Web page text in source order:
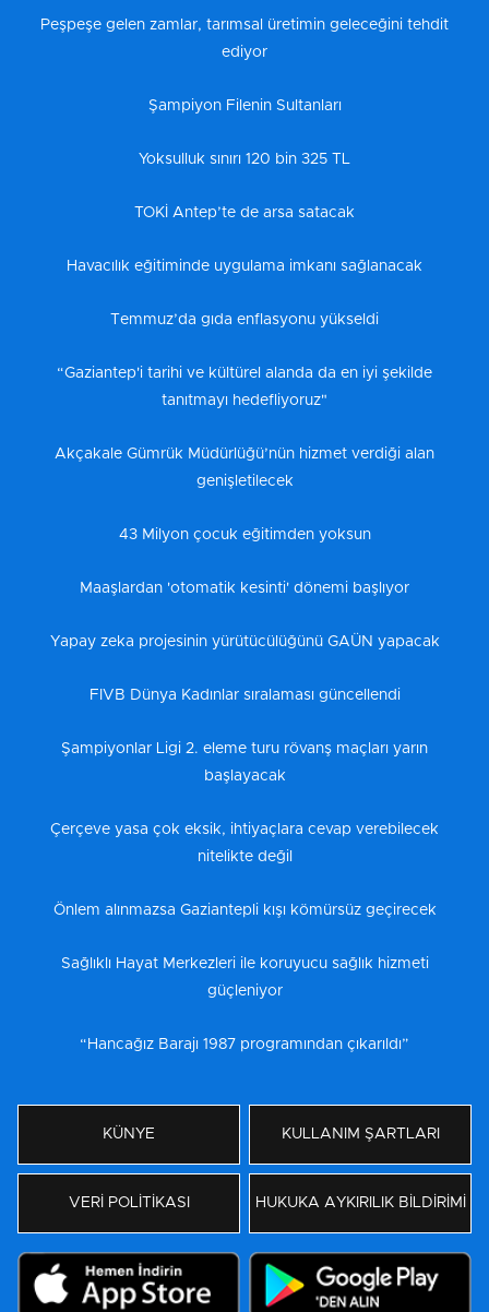
Peşpeşe gelen zamlar, tarımsal üretimin geleceğini tehdit
ediyor
Şampiyon Filenin Sultanları
Yoksulluk sınırı 120 bin 325 TL
TOKİ Antep’te de arsa satacak
Havacılık eğitiminde uygulama imkanı sağlanacak
Temmuz’da gıda enflasyonu yükseldi
“Gaziantep'i tarihi ve kültürel alanda da en iyi şekilde
tanıtmayı hedefliyoruz"
Akçakale Gümrük Müdürlüğü’nün hizmet verdiği alan
genişletilecek
43 Milyon çocuk eğitimden yoksun
Maaşlardan 'otomatik kesinti' dönemi başlıyor
Yapay zeka projesinin yürütücülüğünü GAÜN yapacak
FIVB Dünya Kadınlar sıralaması güncellendi
Şampiyonlar Ligi 2. eleme turu rövanş maçları yarın
başlayacak
Çerçeve yasa çok eksik, ihtiyaçlara cevap verebilecek
nitelikte değil
Önlem alınmazsa Gaziantepli kışı kömürsüz geçirecek
Sağlıklı Hayat Merkezleri ile koruyucu sağlık hizmeti
güçleniyor
“Hancağız Barajı 1987 programından çıkarıldı”
KÜNYE KULLANIM ŞARTLARI
VERİ POLİTİKASI HUKUKA AYKIRILIK BİLDİRİMİ